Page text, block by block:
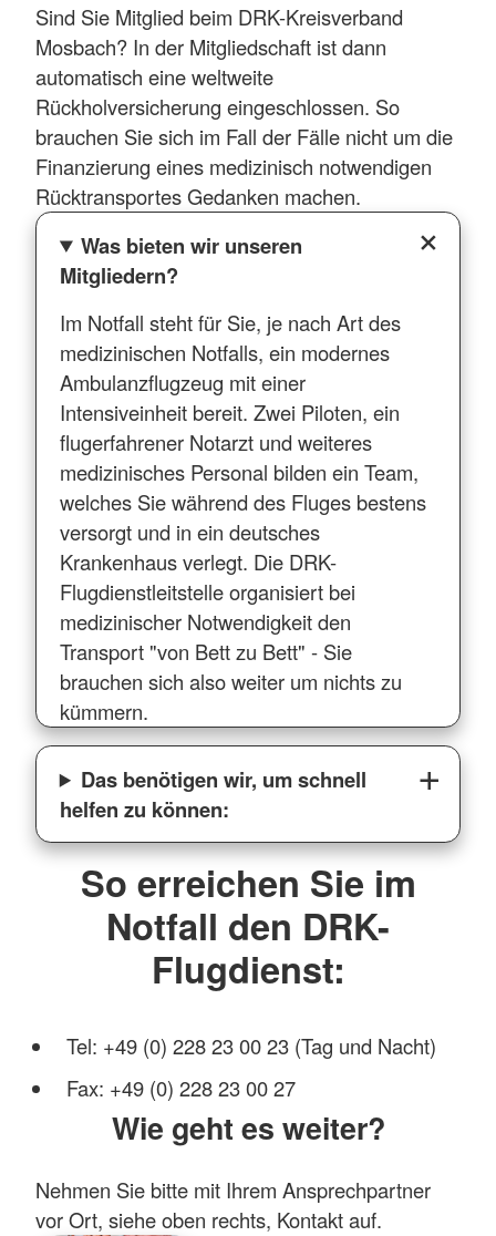
Sind Sie Mitglied beim DRK-Kreisverband
Mosbach? In der Mitgliedschaft ist dann
automatisch eine weltweite
Rückholversicherung eingeschlossen. So
brauchen Sie sich im Fall der Fälle nicht um die
Finanzierung eines medizinisch notwendigen
Rücktransportes Gedanken machen.
Was bieten wir unseren
Mitgliedern?
Im Notfall steht für Sie, je nach Art des
medizinischen Notfalls, ein modernes
Ambulanzflugzeug mit einer
Intensiveinheit bereit. Zwei Piloten, ein
flugerfahrener Notarzt und weiteres
medizinisches Personal bilden ein Team,
welches Sie während des Fluges bestens
versorgt und in ein deutsches
Krankenhaus verlegt. Die DRK-
Flugdienstleitstelle organisiert bei
medizinischer Notwendigkeit den
Transport "von Bett zu Bett" - Sie
brauchen sich also weiter um nichts zu
kümmern.
Das benötigen wir, um schnell
helfen zu können:
So erreichen Sie im
Notfall den DRK-
Flugdienst:
Tel: +49 (0) 228 23 00 23 (Tag und Nacht)
Fax: +49 (0) 228 23 00 27
Wie geht es weiter?
Nehmen Sie bitte mit Ihrem Ansprechpartner
vor Ort, siehe oben rechts, Kontakt auf.